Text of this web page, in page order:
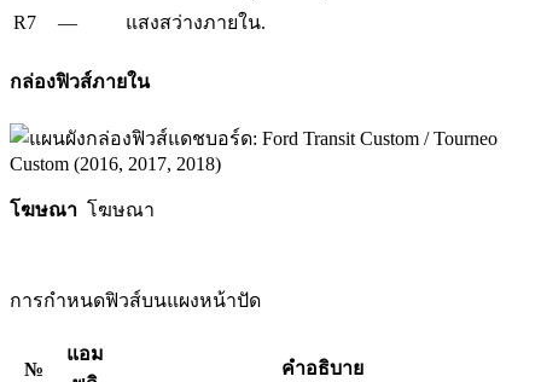
R7
— แสงสว่างภายใน.
กล่องฟิวส์ภายใน
โฆษณา โฆษณา
การกำหนดฟิวส์บนแผงหน้าปัด
№
แอม
คำอธิบาย